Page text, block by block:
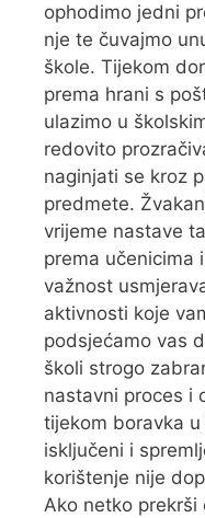
ophodimo jedni
nje te čuvajmo
škole. Tijekom
prema hrani s
ulazimo u
redovito
naginjati se kroz
predmete.
vrijeme nastave
prema učenicima
važnost
aktivnosti koje
podsjećamo vas
školi strogo
nastavni proces i
tijekom boravka
isključeni i
korištenje nije
Ako netko